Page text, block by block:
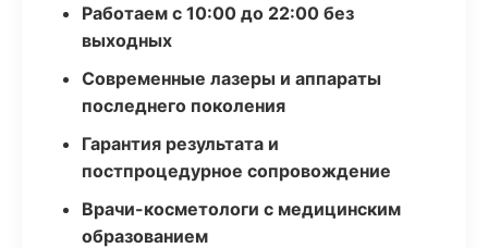
Работаем с 10:00 до 22:00 без
выходных
Современные лазеры и аппараты
последнего поколения
Гарантия результата и
постпроцедурное сопровождение
Врачи-косметологи с медицинским
образованием